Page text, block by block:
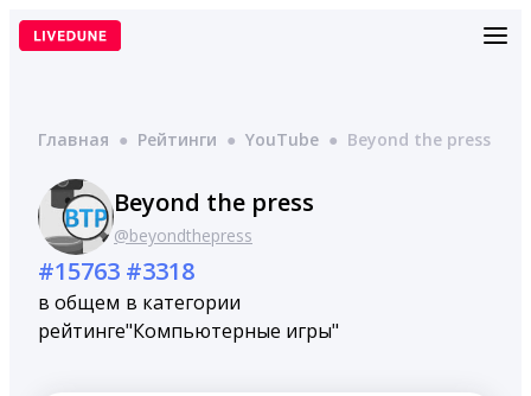
Перейти
Главная ● Рейтинги ● YouTube ● Beyond the press
Beyond the press
@beyondthepress
#15763
в общем
рейтинге
#3318
в категории
"Компьютерные игры"